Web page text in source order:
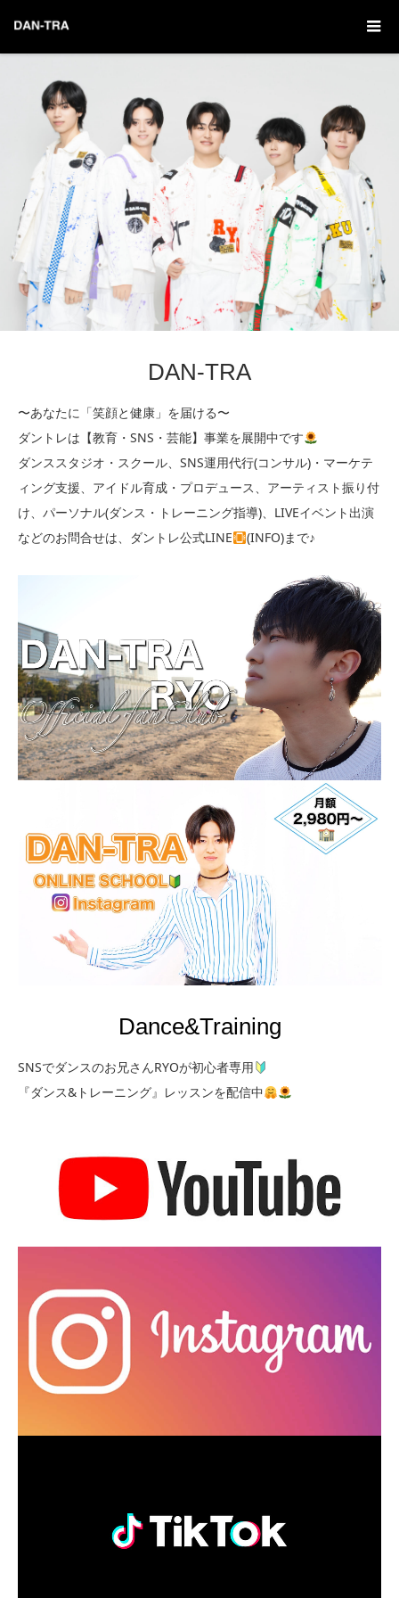
DAN-TRA
〜あなたに「笑顔と健康」を届ける〜
ダントレは【教育・SNS・芸能】事業を展開中です
ダンススタジオ・スクール、SNS運用代行(コンサル)・マーケテ
ィング支援、アイドル育成・プロデュース、アーティスト振り付
け、パーソナル(ダンス・トレーニング指導)、LIVEイベント出演
などのお問合せは、ダントレ公式LINE
(INFO)まで♪
Dance&Training
SNSでダンスのお兄さんRYOが初心者専用
『ダンス&トレーニング』レッスンを配信中